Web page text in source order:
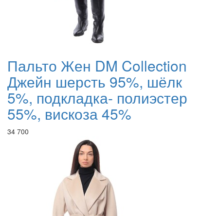
Пальто Жен DM Collection
Джейн шерсть 95%, шёлк
5%, подкладка- полиэстер
55%, вискоза 45%
34 700